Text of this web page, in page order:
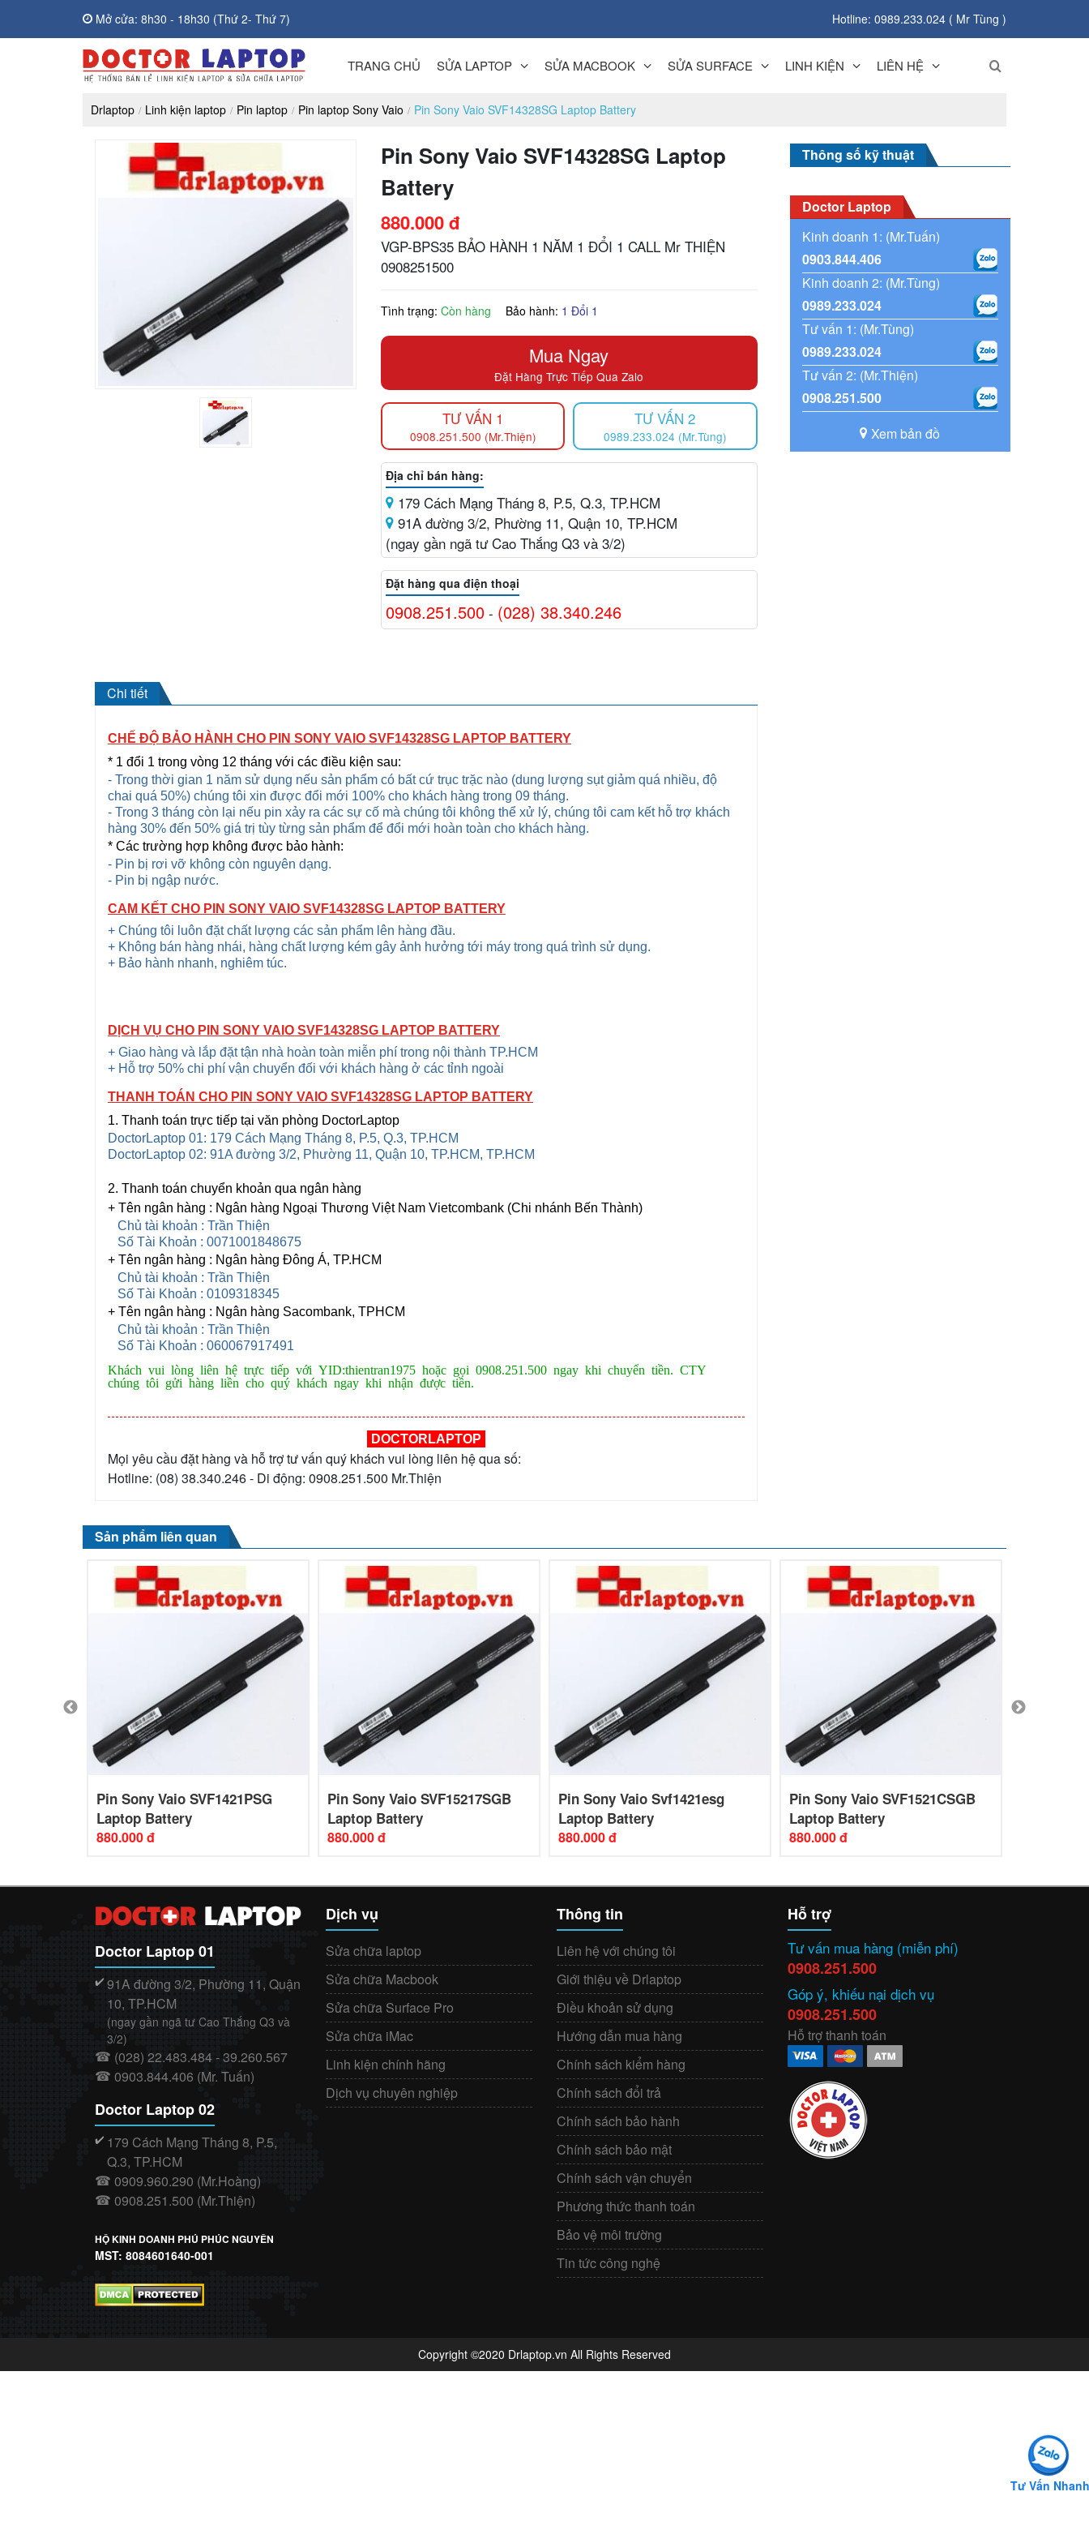
Mở cửa: 8h30 - 18h30 (Thứ 2- Thứ 7) Hotline: 0989.233.024 ( Mr Tùng )
TRANG CHỦ SỬA LAPTOP SỬA MACBOOK SỬA SURFACE LINH KIỆN LIÊN HỆ
Drlaptop Linh kiện laptop Pin laptop Pin laptop Sony Vaio Pin Sony Vaio SVF14328SG Laptop Battery
Pin Sony Vaio SVF14328SG Laptop
Battery
880.000 đ
VGP-BPS35 BẢO HÀNH 1 NĂM 1 ĐỔI 1 CALL Mr THIỆN
0908251500
Tình trạng:Còn hàng Bảo hành: 1 Đổi 1
Mua Ngay
Đặt Hàng Trực Tiếp Qua Zalo
TƯ VẤN 1
0908.251.500 (Mr.Thiện)
TƯ VẤN 2
0989.233.024 (Mr.Tùng)
Địa chỉ bán hàng:
179 Cách Mạng Tháng 8, P.5, Q.3, TP.HCM
91A đường 3/2, Phường 11, Quận 10, TP.HCM
(ngay gần ngã tư Cao Thắng Q3 và 3/2)
Đặt hàng qua điện thoại
0908.251.500 - (028) 38.340.246
Chi tiết
CHẾ ĐỘ BẢO HÀNH CHO PIN SONY VAIO SVF14328SG LAPTOP BATTERY
* 1 đổi 1 trong vòng 12 tháng với các điều kiện sau:
- Trong thời gian 1 năm sử dụng nếu sản phẩm có bất cứ trục trặc nào (dung lượng sụt giảm quá nhiều, độ
chai quá 50%) chúng tôi xin được đổi mới 100% cho khách hàng trong 09 tháng.
- Trong 3 tháng còn lại nếu pin xảy ra các sự cố mà chúng tôi không thể xử lý, chúng tôi cam kết hỗ trợ khách
hàng 30% đến 50% giá trị tùy từng sản phẩm để đổi mới hoàn toàn cho khách hàng.
* Các trường hợp không được bảo hành:
- Pin bị rơi vỡ không còn nguyên dạng.
- Pin bị ngập nước.
CAM KẾT CHO PIN SONY VAIO SVF14328SG LAPTOP BATTERY
+ Chúng tôi luôn đặt chất lượng các sản phẩm lên hàng đầu.
+ Không bán hàng nhái, hàng chất lượng kém gây ảnh hưởng tới máy trong quá trình sử dụng.
+ Bảo hành nhanh, nghiêm túc.
DỊCH VỤ CHO PIN SONY VAIO SVF14328SG LAPTOP BATTERY
+ Giao hàng và lắp đặt tận nhà hoàn toàn miễn phí trong nội thành TP.HCM
+ Hỗ trợ 50% chi phí vận chuyển đối với khách hàng ở các tỉnh ngoài
THANH TOÁN CHO PIN SONY VAIO SVF14328SG LAPTOP BATTERY
1. Thanh toán trực tiếp tại văn phòng DoctorLaptop
DoctorLaptop 01: 179 Cách Mạng Tháng 8, P.5, Q.3, TP.HCM
DoctorLaptop 02: 91A đường 3/2, Phường 11, Quận 10, TP.HCM, TP.HCM
2. Thanh toán chuyển khoản qua ngân hàng
+ Tên ngân hàng : Ngân hàng Ngoại Thương Việt Nam Vietcombank (Chi nhánh Bến Thành)
Chủ tài khoản : Trần Thiện
Số Tài Khoản : 0071001848675
+ Tên ngân hàng : Ngân hàng Đông Á, TP.HCM
Chủ tài khoản : Trần Thiện
Số Tài Khoản : 0109318345
+ Tên ngân hàng : Ngân hàng Sacombank, TPHCM
Chủ tài khoản : Trần Thiện
Số Tài Khoản : 060067917491
Khách vui lòng liên hệ trực tiếp với YID:thientran1975 hoặc gọi 0908.251.500 ngay khi chuyển tiền. CTY
chúng tôi gửi hàng liền cho quý khách ngay khi nhận được tiền.
DOCTORLAPTOP
Mọi yêu cầu đặt hàng và hỗ trợ tư vấn quý khách vui lòng liên hệ qua số:
Hotline: (08) 38.340.246 - Di động: 0908.251.500 Mr.Thiện
Thông số kỹ thuật
Doctor Laptop
Kinh doanh 1: (Mr.Tuấn)
0903.844.406
Kinh doanh 2: (Mr.Tùng)
0989.233.024
Tư vấn 1: (Mr.Tùng)
0989.233.024
Tư vấn 2: (Mr.Thiện)
0908.251.500
Xem bản đồ
Sản phẩm liên quan
Pin Sony Vaio SVF1421PSG
Laptop Battery
880.000 đ
Pin Sony Vaio SVF15217SGB
Laptop Battery
880.000 đ
Pin Sony Vaio Svf1421esg
Laptop Battery
880.000 đ
Pin Sony Vaio SVF1521CSGB
Laptop Battery
880.000 đ
Doctor Laptop 01
✔️ 91A đường 3/2, Phường 11, Quận
10, TP.HCM
(ngay gần ngã tư Cao Thắng Q3 và
3/2)
☎ (028) 22.483.484 - 39.260.567
☎ 0903.844.406 (Mr. Tuấn)
Doctor Laptop 02
✔️ 179 Cách Mạng Tháng 8, P.5,
Q.3, TP.HCM
☎ 0909.960.290 (Mr.Hoàng)
☎ 0908.251.500 (Mr.Thiện)
HỘ KINH DOANH PHÚ PHÚC NGUYÊN
MST: 8084601640-001
Dịch vụ
Sửa chữa laptop
Sửa chữa Macbook
Sửa chữa Surface Pro
Sửa chữa iMac
Linh kiện chính hãng
Dịch vụ chuyên nghiệp
Thông tin
Liên hệ với chúng tôi
Giới thiệu về Drlaptop
Điều khoản sử dụng
Hướng dẫn mua hàng
Chính sách kiểm hàng
Chính sách đổi trả
Chính sách bảo hành
Chính sách bảo mật
Chính sách vận chuyển
Phương thức thanh toán
Bảo vệ môi trường
Tin tức công nghệ
Hỗ trợ
Tư vấn mua hàng (miễn phí)
0908.251.500
Góp ý, khiếu nại dịch vụ
0908.251.500
Hỗ trợ thanh toán
Copyright ©2020 Drlaptop.vn All Rights Reserved
Tư Vấn Nhanh